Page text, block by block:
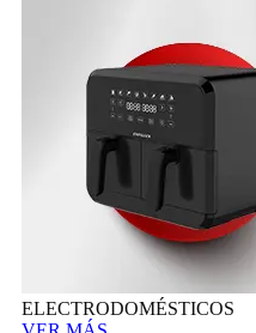
ELECTRODOMÉSTICOS